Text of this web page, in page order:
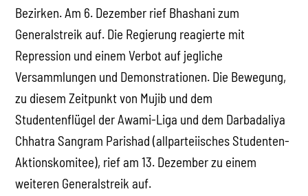
Bezirken. Am 6. Dezember rief Bhashani zum
Generalstreik auf. Die Regierung reagierte mit
Repression und einem Verbot auf jegliche
Versammlungen und Demonstrationen. Die Bewegung,
zu diesem Zeitpunkt von Mujib und dem
Studentenflügel der Awami-Liga und dem Darbadaliya
Chhatra Sangram Parishad (allparteiisches Studenten-
Aktionskomitee), rief am 13. Dezember zu einem
weiteren Generalstreik auf.